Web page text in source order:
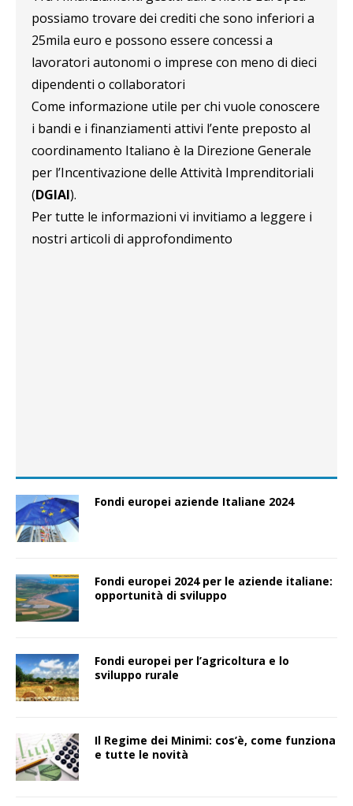
possiamo trovare dei crediti che sono inferiori a
25mila euro e possono essere concessi a
lavoratori autonomi o imprese con meno di dieci
dipendenti o collaboratori
Come informazione utile per chi vuole conoscere
i bandi e i finanziamenti attivi l’ente preposto al
coordinamento Italiano è la Direzione Generale
per l’Incentivazione delle Attività Imprenditoriali
(DGIAI).
Per tutte le informazioni vi invitiamo a leggere i
nostri articoli di approfondimento
Fondi europei aziende Italiane 2024
Fondi europei 2024 per le aziende italiane:
opportunità di sviluppo
Fondi europei per l’agricoltura e lo
sviluppo rurale
Il Regime dei Minimi: cos’è, come funziona
e tutte le novità